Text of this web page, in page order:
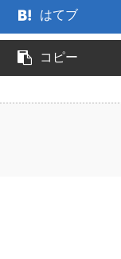
はてブ
コピー